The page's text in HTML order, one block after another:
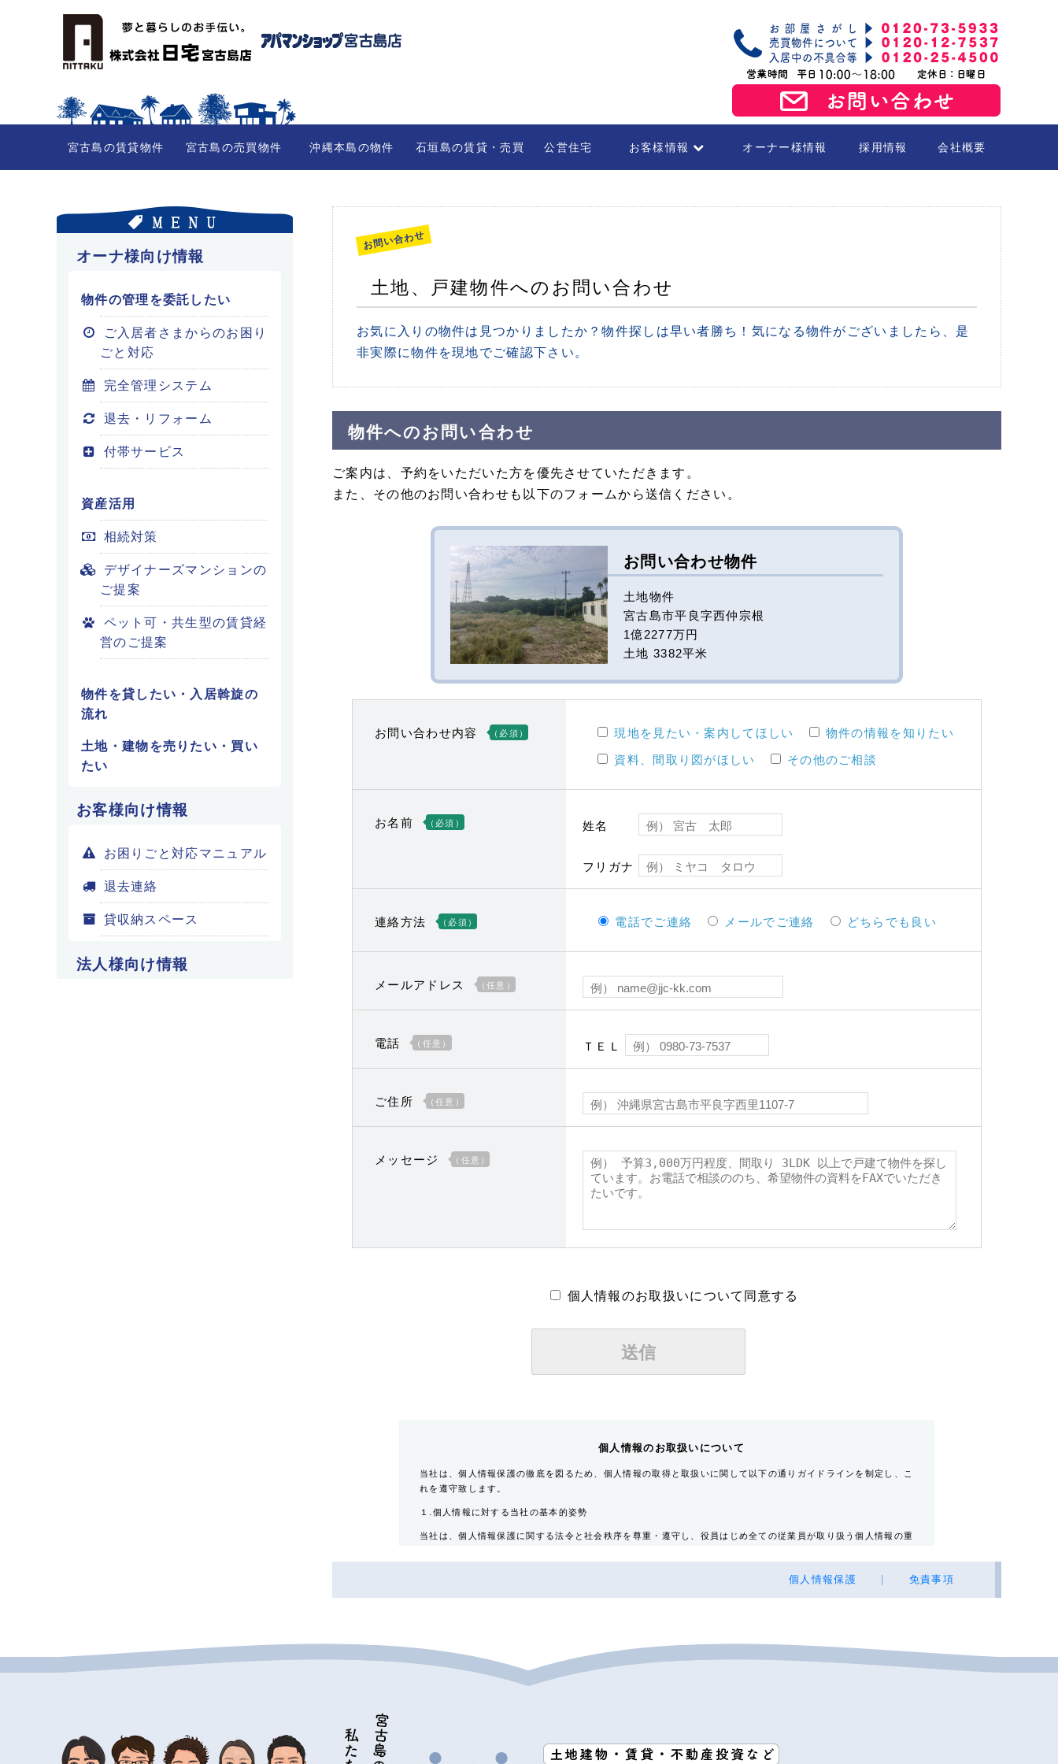
宮古島の賃貸物件 宮古島の売買物件 沖縄本島の物件 石垣島の賃貸・売買 公営住宅 お客様情報 オーナー様情報 採用情報 会社概要
お問い合わせ
土地、戸建物件へのお問い合わせ
お気に入りの物件は見つかりましたか？物件探しは早い者勝ち！気になる物件がございましたら、是
非実際に物件を現地でご確認下さい。
物件へのお問い合わせ
ご案内は、予約をいただいた方を優先させていただきます。
また、その他のお問い合わせも以下のフォームから送信ください。
お問い合わせ物件
土地物件
宮古島市平良字西仲宗根
1億2277万円
土地 3382平米
お問い合わせ内容 （必須） 現地を見たい・案内してほしい
物件の情報を知りたい
資料、間取り図がほしい
その他のご相談
お名前 （必須） 姓名
フリガナ
連絡方法 （必須） 電話でご連絡 メールでご連絡 どちらでも良い
メールアドレス （任意）
電話 （任意） ＴＥＬ
ご住所 （任意）
メッセージ （任意）
個人情報のお取扱いについて同意する
個人情報のお取扱いについて
当社は、個人情報保護の徹底を図るため、個人情報の取得と取扱いに関して以下の通りガイドラインを制定し、こ
れを遵守致します。
１.個人情報に対する当社の基本的姿勢
当社は、個人情報保護に関する法令と社会秩序を尊重・遵守し、役員はじめ全ての従業員が取り扱う個人情報の重
対象者
住所・氏名・性別・生年月日・年齢・職業（勤務先名称・住所・電話番号・Ｅ-mailアドレス）・自宅電話
番号・個人Ｅ-mail アドレス等
個人情報保護 免責事項
オーナ様向け情報
物件の管理を委託したい
ご入居者さまからのお困り
ごと対応
完全管理システム
退去・リフォーム
付帯サービス
資産活用
相続対策
デザイナーズマンションの
ご提案
ペット可・共生型の賃貸経
営のご提案
物件を貸したい・入居斡旋の
流れ
土地・建物を売りたい・買い
たい
お客様向け情報
お困りごと対応マニュアル
退去連絡
貸収納スペース
法人様向け情報